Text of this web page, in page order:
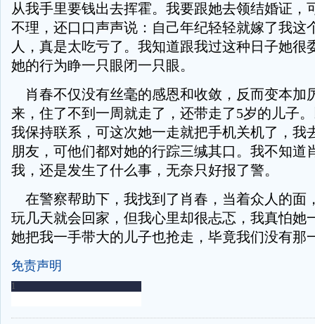
从我手里要钱出去挥霍。我要跟她去领结婚证，
不理，还口口声声说：自己年纪轻轻就嫁了我这
人，真是太吃亏了。我知道跟我过这种日子她很
她的行为睁一只眼闭一只眼。
肖春不仅没有丝毫的感恩和收敛，反而变本加
来，住了不到一周就走了，还带走了5岁的儿子
我保持联系，可这次她一走就把手机关机了，我
朋友，可他们都对她的行踪三缄其口。我不知道
我，还是发生了什么事，无奈只好报了警。
在警察帮助下，我找到了肖春，当着众人的面
玩几天就会回家，但我心里却很忐忑，我真怕她
她把我一手带大的儿子也抢走，毕竟我们没有那
免责声明
-